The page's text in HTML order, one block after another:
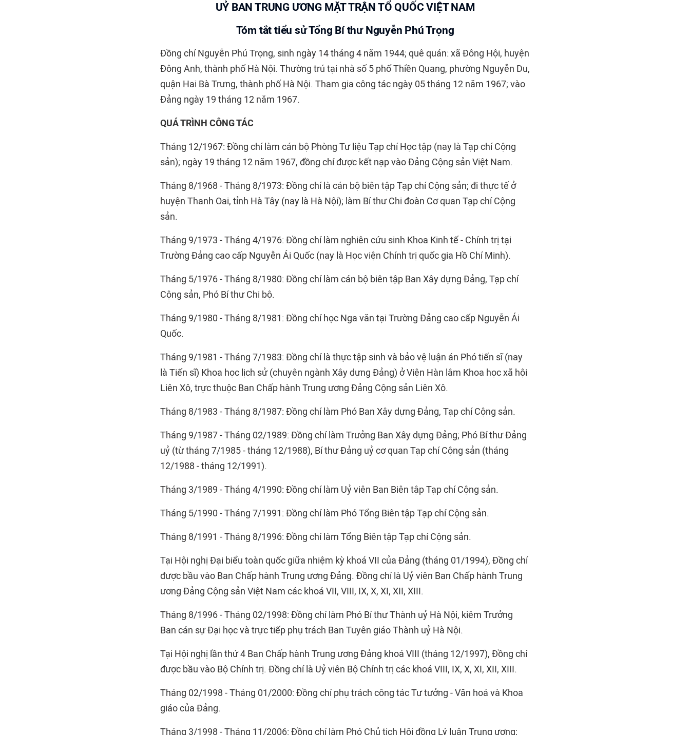
UỶ BAN TRUNG ƯƠNG MẶT TRẬN TỔ QUỐC VIỆT NAM
Tóm tắt tiểu sử Tổng Bí thư Nguyễn Phú Trọng
Đồng chí Nguyễn Phú Trọng, sinh ngày 14 tháng 4 năm 1944; quê quán: xã Đông Hội, huyện
Đông Anh, thành phố Hà Nội. Thường trú tại nhà số 5 phố Thiền Quang, phường Nguyễn Du,
quận Hai Bà Trưng, thành phố Hà Nội. Tham gia công tác ngày 05 tháng 12 năm 1967; vào
Đảng ngày 19 tháng 12 năm 1967.
QUÁ TRÌNH CÔNG TÁC
Tháng 12/1967: Đồng chí làm cán bộ Phòng Tư liệu Tạp chí Học tập (nay là Tạp chí Cộng
sản); ngày 19 tháng 12 năm 1967, đồng chí được kết nạp vào Đảng Cộng sản Việt Nam.
Tháng 8/1968 - Tháng 8/1973: Đồng chí là cán bộ biên tập Tạp chí Cộng sản; đi thực tế ở
huyện Thanh Oai, tỉnh Hà Tây (nay là Hà Nội); làm Bí thư Chi đoàn Cơ quan Tạp chí Cộng
sản.
Tháng 9/1973 - Tháng 4/1976: Đồng chí làm nghiên cứu sinh Khoa Kinh tế - Chính trị tại
Trường Đảng cao cấp Nguyễn Ái Quốc (nay là Học viện Chính trị quốc gia Hồ Chí Minh).
Tháng 5/1976 - Tháng 8/1980: Đồng chí làm cán bộ biên tập Ban Xây dựng Đảng, Tạp chí
Cộng sản, Phó Bí thư Chi bộ.
Tháng 9/1980 - Tháng 8/1981: Đồng chí học Nga văn tại Trường Đảng cao cấp Nguyễn Ái
Quốc.
Tháng 9/1981 - Tháng 7/1983: Đồng chí là thực tập sinh và bảo vệ luận án Phó tiến sĩ (nay
là Tiến sĩ) Khoa học lịch sử (chuyên ngành Xây dựng Đảng) ở Viện Hàn lâm Khoa học xã hội
Liên Xô, trực thuộc Ban Chấp hành Trung ương Đảng Cộng sản Liên Xô.
Tháng 8/1983 - Tháng 8/1987: Đồng chí làm Phó Ban Xây dựng Đảng, Tạp chí Cộng sản.
Tháng 9/1987 - Tháng 02/1989: Đồng chí làm Trưởng Ban Xây dựng Đảng; Phó Bí thư Đảng
uỷ (từ tháng 7/1985 - tháng 12/1988), Bí thư Đảng uỷ cơ quan Tạp chí Cộng sản (tháng
12/1988 - tháng 12/1991).
Tháng 3/1989 - Tháng 4/1990: Đồng chí làm Uỷ viên Ban Biên tập Tạp chí Cộng sản.
Tháng 5/1990 - Tháng 7/1991: Đồng chí làm Phó Tổng Biên tập Tạp chí Cộng sản.
Tháng 8/1991 - Tháng 8/1996: Đồng chí làm Tổng Biên tập Tạp chí Cộng sản.
Tại Hội nghị Đại biểu toàn quốc giữa nhiệm kỳ khoá VII của Đảng (tháng 01/1994), Đồng chí
được bầu vào Ban Chấp hành Trung ương Đảng. Đồng chí là Uỷ viên Ban Chấp hành Trung
ương Đảng Cộng sản Việt Nam các khoá VII, VIII, IX, X, XI, XII, XIII.
Tháng 8/1996 - Tháng 02/1998: Đồng chí làm Phó Bí thư Thành uỷ Hà Nội, kiêm Trưởng
Ban cán sự Đại học và trực tiếp phụ trách Ban Tuyên giáo Thành uỷ Hà Nội.
Tại Hội nghị lần thứ 4 Ban Chấp hành Trung ương Đảng khoá VIII (tháng 12/1997), Đồng chí
được bầu vào Bộ Chính trị. Đồng chí là Uỷ viên Bộ Chính trị các khoá VIII, IX, X, XI, XII, XIII.
Tháng 02/1998 - Tháng 01/2000: Đồng chí phụ trách công tác Tư tưởng - Văn hoá và Khoa
giáo của Đảng.
Tháng 3/1998 - Tháng 11/2006: Đồng chí làm Phó Chủ tịch Hội đồng Lý luận Trung ương;